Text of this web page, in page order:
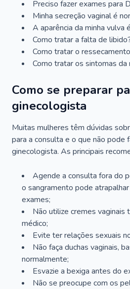
Preciso fazer exames para
Minha secreção vaginal é
A aparência da minha vulva
Como tratar a falta de
Como tratar o
Como tratar os sintomas da
Como se preparar
ginecologista
Muitas mulheres têm dúvidas
para a consulta e o que não pode
ginecologista. As principais
Agende a consulta fora do
o sangramento pode
exames;
Não utilize cremes vaginais
médico;
Evite ter relações sexuais
Não faça duchas vaginais,
normalmente;
Esvazie a bexiga antes do
Não se preocupe com os